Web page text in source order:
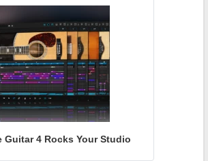
Guitar 4 Rocks Your Studio